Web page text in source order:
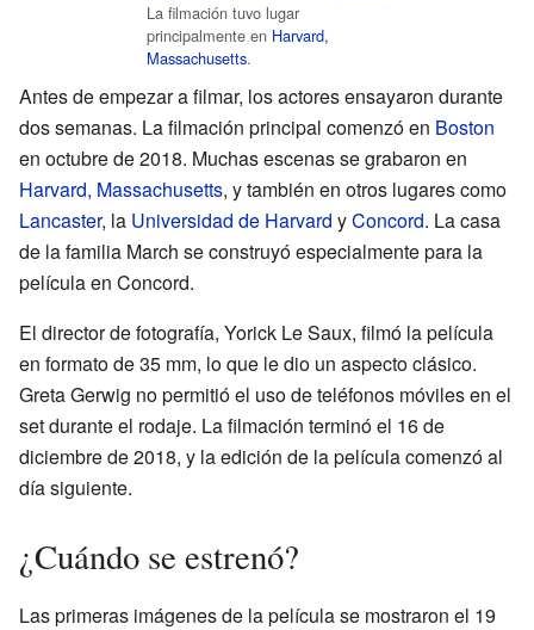
La filmación tuvo lugar
principalmente en Harvard,
Massachusetts.
Antes de empezar a filmar, los actores ensayaron durante
dos semanas. La filmación principal comenzó en Boston
en octubre de 2018. Muchas escenas se grabaron en
Harvard, Massachusetts, y también en otros lugares como
Lancaster, la Universidad de Harvard yConcord. La casa
de la familia March se construyó especialmente para la
película en Concord.
El director de fotografía, Yorick Le Saux, filmó la película
en formato de 35 mm, lo que le dio un aspecto clásico.
Greta Gerwig no permitió el uso de teléfonos móviles en el
set durante el rodaje. La filmación terminó el 16 de
diciembre de 2018, y la edición de la película comenzó al
día siguiente.
¿Cuándo se estrenó?
Las primeras imágenes de la película se mostraron el 19